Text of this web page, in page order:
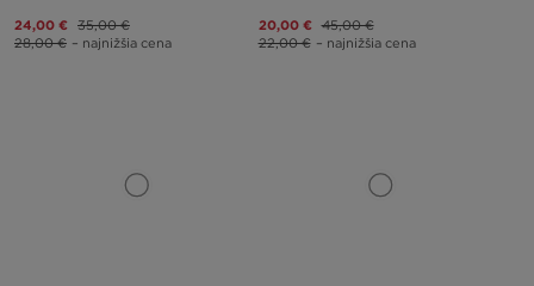
24,00 € 35,00 €
28,00 € – najnižšia cena
20,00 € 45,00 €
22,00 € – najnižšia cena